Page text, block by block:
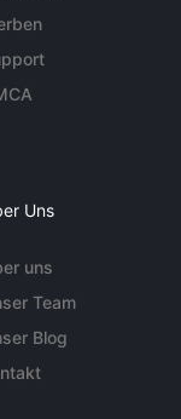
Uns
uns
Team
Blog